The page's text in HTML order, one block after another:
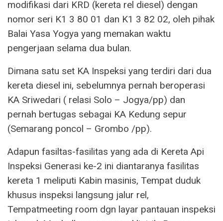
modifikasi dari KRD (kereta rel diesel) dengan
nomor seri K1 3 80 01 dan K1 3 82 02, oleh pihak
Balai Yasa Yogya yang memakan waktu
pengerjaan selama dua bulan.
Dimana satu set KA Inspeksi yang terdiri dari dua
kereta diesel ini, sebelumnya pernah beroperasi
KA Sriwedari ( relasi Solo – Jogya/pp) dan
pernah bertugas sebagai KA Kedung sepur
(Semarang poncol – Grombo /pp).
Adapun fasiltas-fasilitas yang ada di Kereta Api
Inspeksi Generasi ke-2 ini diantaranya fasilitas
kereta 1 meliputi Kabin masinis, Tempat duduk
khusus inspeksi langsung jalur rel,
Tempatmeeting room dgn layar pantauan inspeksi